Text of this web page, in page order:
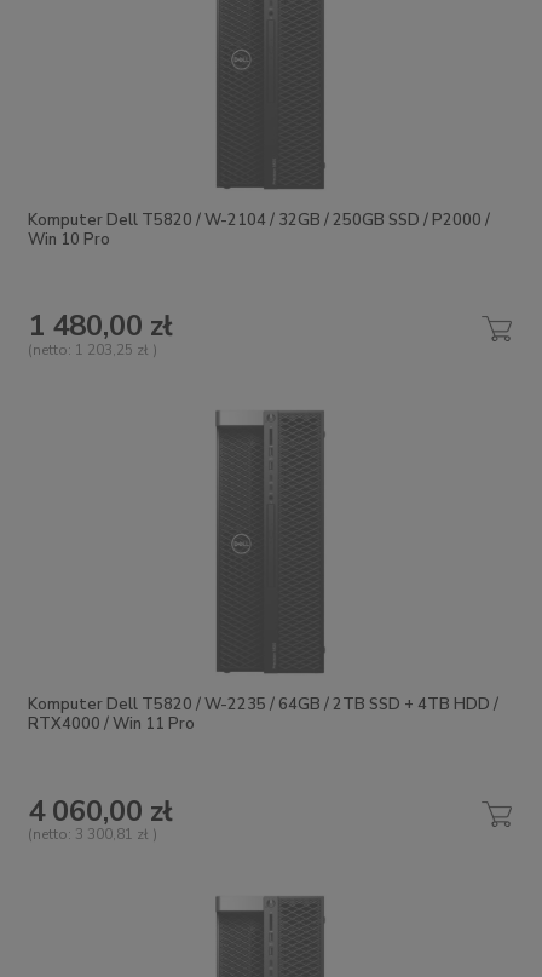
Komputer Dell T5820 / W-2104 / 32GB / 250GB SSD / P2000 /
Win 10 Pro
1 480,00 zł
(netto: 1 203,25 zł )
Komputer Dell T5820 / W-2235 / 64GB / 2TB SSD + 4TB HDD /
RTX4000 / Win 11 Pro
4 060,00 zł
(netto: 3 300,81 zł )